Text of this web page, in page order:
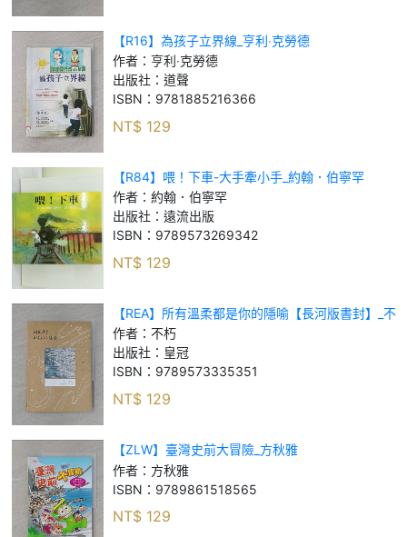
【R16】為孩子立界線_亨利‧克勞德
作者： 亨利‧克勞德
出版社： 道聲
ISBN： 9781885216366
NT$ 129
【R84】喂！下車-大手牽小手_約翰．伯寧罕
作者： 約翰．伯寧罕
出版社： 遠流出版
ISBN： 9789573269342
NT$ 129
【REA】所有溫柔都是你的隱喻【長河版書封】_不
朽
作者： 不朽
出版社： 皇冠
ISBN： 9789573335351
NT$ 129
【ZLW】臺灣史前大冒險_方秋雅
作者： 方秋雅
ISBN： 9789861518565
NT$ 129